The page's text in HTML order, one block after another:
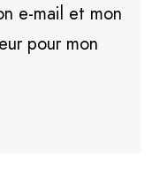
e-mail et mon
pour mon